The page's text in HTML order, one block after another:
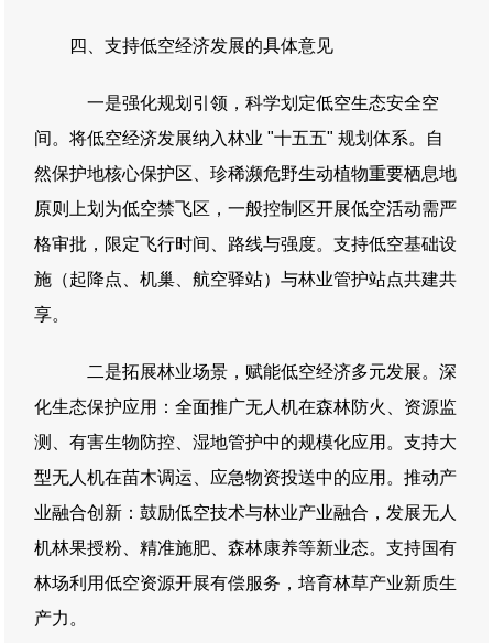
四、支持低空经济发展的具体意见
一是强化规划引领，科学划定低空生态安全空
间。将低空经济发展纳入林业 "十五五" 规划体系。自
然保护地核心保护区、珍稀濒危野生动植物重要栖息地
原则上划为低空禁飞区，一般控制区开展低空活动需严
格审批，限定飞行时间、路线与强度。支持低空基础设
施（起降点、机巢、航空驿站）与林业管护站点共建共
享。
二是拓展林业场景，赋能低空经济多元发展。深
化生态保护应用：全面推广无人机在森林防火、资源监
测、有害生物防控、湿地管护中的规模化应用。支持大
型无人机在苗木调运、应急物资投送中的应用。推动产
业融合创新：鼓励低空技术与林业产业融合，发展无人
机林果授粉、精准施肥、森林康养等新业态。支持国有
林场利用低空资源开展有偿服务，培育林草产业新质生
产力。